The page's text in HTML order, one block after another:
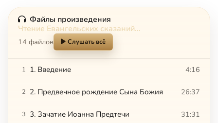
Файлы произведения
Чтение Евангельских сказаний…
14 файлов Слушать всё
1 1. Введение 4:16
2 2. Предвечное рождение Сына Божия 26:37
3 3. Зачатие Иоанна Предтечи 31:31